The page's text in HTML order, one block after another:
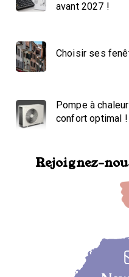
avant 2027 !
Choisir ses
Pompe à
confort optimal !
Rejoignez-